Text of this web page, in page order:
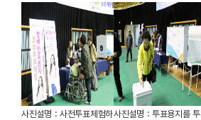
사진설명 : 사전투표체험하사진설명 : 투표용지를 투